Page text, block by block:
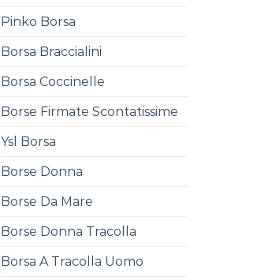
Pinko Borsa
Borsa Braccialini
Borsa Coccinelle
Borse Firmate Scontatissime
Ysl Borsa
Borse Donna
Borse Da Mare
Borse Donna Tracolla
Borsa A Tracolla Uomo